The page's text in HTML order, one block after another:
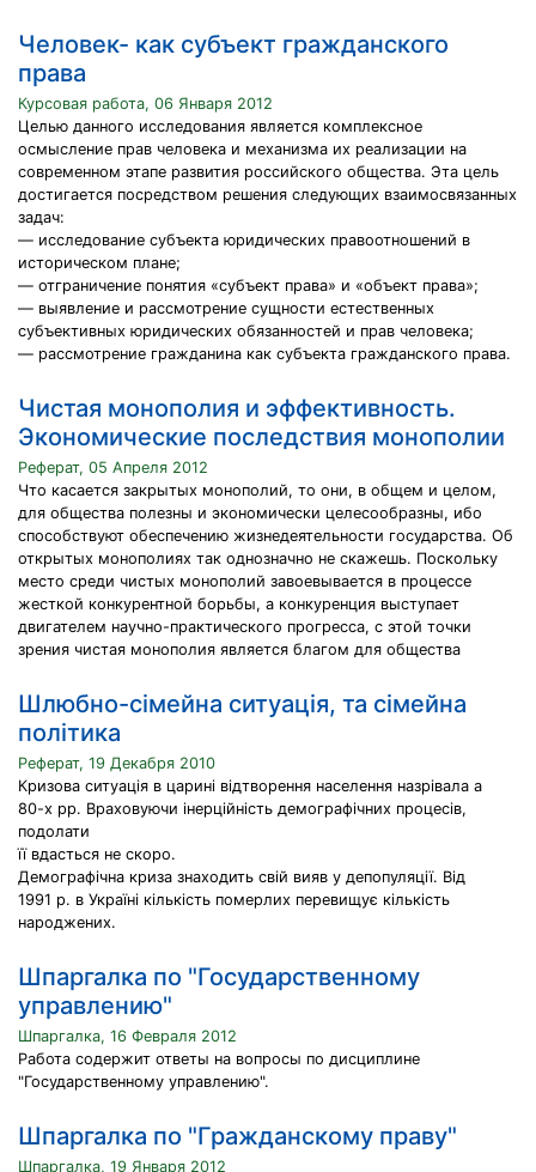
Человек- как субъект гражданского
права
Курсовая работа, 06 Января 2012
Целью данного исследования является комплексное
осмысление прав человека и механизма их реализации на
современном этапе развития российского общества. Эта цель
достигается посредством решения следующих взаимосвязанных
задач:
— исследование субъекта юридических правоотношений в
историческом плане;
— отграничение понятия «субъект права» и «объект права»;
— выявление и рассмотрение сущности естественных
субъективных юридических обязанностей и прав человека;
— рассмотрение гражданина как субъекта гражданского права.
Чистая монополия и эффективность.
Экономические последствия монополии
Реферат, 05 Апреля 2012
Что касается закрытых монополий, то они, в общем и целом,
для общества полезны и экономически целесообразны, ибо
способствуют обеспечению жизнедеятельности государства. Об
открытых монополиях так однозначно не скажешь. Поскольку
место среди чистых монополий завоевывается в процессе
жесткой конкурентной борьбы, а конкуренция выступает
двигателем научно-практического прогресса, с этой точки
зрения чистая монополия является благом для общества
Шлюбно-сімейна ситуація, та сімейна
політика
Реферат, 19 Декабря 2010
Кризова ситуація в царині відтворення населення назрівала а
80-х pp. Враховуючи інерційність демографічних процесів,
подолати
її вдасться не скоро.
Демографічна криза знаходить свій вияв у депопуляції. Від
1991 p. в Україні кількість померлих перевищує кількість
народжених.
Шпаргалка по "Государственному
управлению"
Шпаргалка, 16 Февраля 2012
Работа содержит ответы на вопросы по дисциплине
"Государственному управлению".
Шпаргалка по "Гражданскому праву"
Шпаргалка, 19 Января 2012